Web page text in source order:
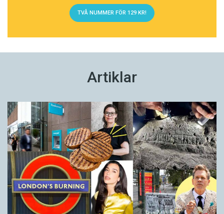
TVÅ NUMMER FÖR 129 KR!
Artiklar